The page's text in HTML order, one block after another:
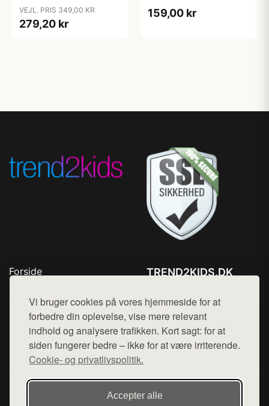
Vi bruger cookies på vores hjemmeside for at
forbedre din oplevelse, vise mere relevant
indhold og analysere trafikken. Kort sagt: for at
siden fungerer bedre – ikke for at være irriterende.
Cookie- og privatlivspolitik.
Accepter alle
VEJL. PRIS 349,00 KR
279,20 kr
159,00 kr
Forside
Top Rabatter
Blog
Kontakt
TREND2KIDS.DK
Mail: hej@want.dk
Cookie- og privatlivspolitik
Denne side er en del af want.dk, der udgiver en række